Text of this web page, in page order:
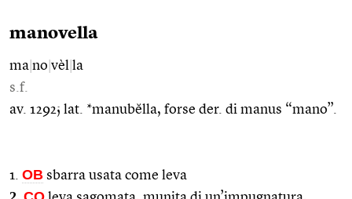
manovella
ma no vèl la
s.f.
av. 1292; lat. *manubĕlla, forse der. di manus “mano”.
1. OB sbarra usata come leva